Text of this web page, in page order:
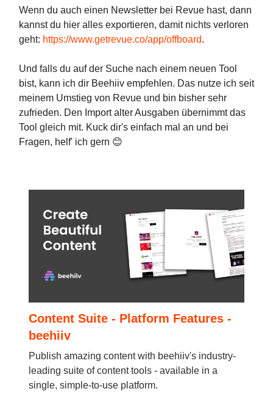
Wenn du auch einen Newsletter bei Revue hast, dann
kannst du hier alles exportieren, damit nichts verloren
geht: https://www.getrevue.co/app/offboard.
Und falls du auf der Suche nach einem neuen Tool
bist, kann ich dir Beehiiv empfehlen. Das nutze ich seit
meinem Umstieg von Revue und bin bisher sehr
zufrieden. Den Import alter Ausgaben übernimmt das
Tool gleich mit. Kuck dir's einfach mal an und bei
Fragen, helf' ich gern 😊
Content Suite - Platform Features -
beehiiv
Publish amazing content with beehiiv's industry-
leading suite of content tools - available in a
single, simple-to-use platform.